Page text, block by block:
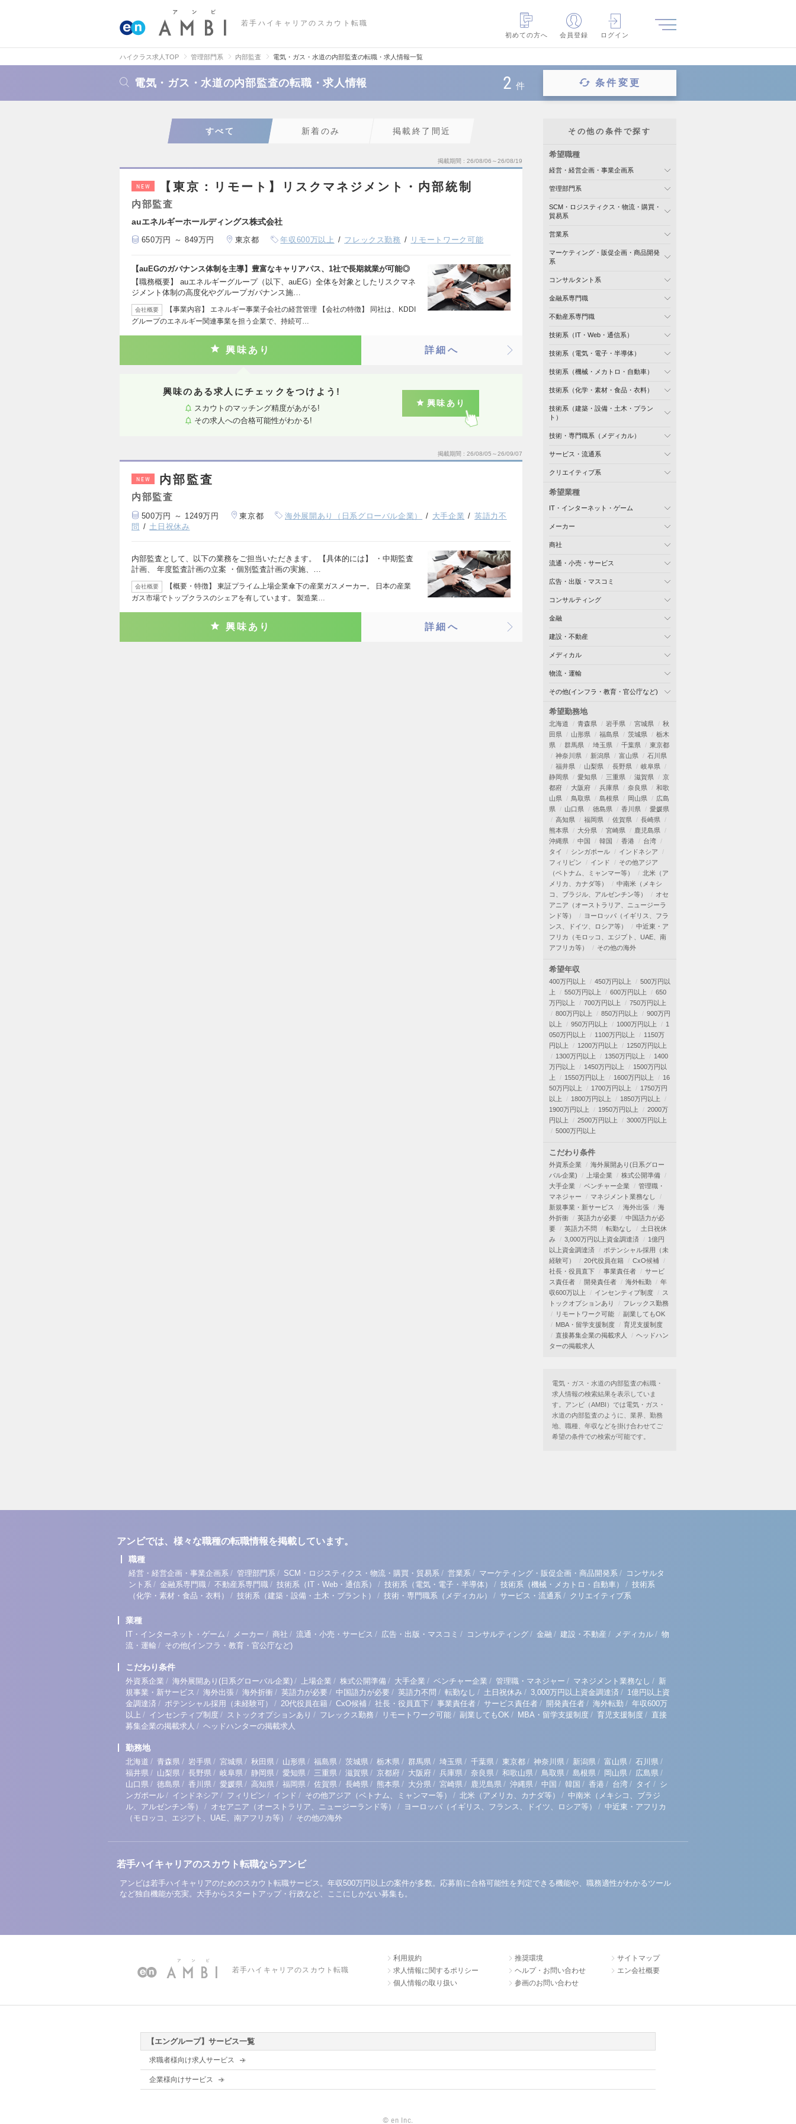
若手ハイキャリアのスカウト転職
初めての方へ
会員登録 ログイン
ハイクラス求人TOP 管理部門系 内部監査 電気・ガス・水道の内部監査の転職・求人情報一覧
電気・ガス・水道の内部監査の転職・求人情報 2 件 条件変更
すべて 新着のみ 掲載終了間近
掲載期間 26/08/06～26/08/19
NEW 【東京：リモート】リスクマネジメント・内部統制
内部監査
auエネルギーホールディングス株式会社
650万円 ～ 849万円 東京都 年収600万以上 フレックス勤務 リモートワーク可能
【auEGのガバナンス体制を主導】豊富なキャリアパス、1社で長期就業が可能◎
【職務概要】 auエネルギーグループ（以下、auEG）全体を対象としたリスクマネ
ジメント体制の高度化やグループガバナンス施…
会社概要
【事業内容】 エネルギー事業子会社の経営管理 【会社の特徴】 同社は、KDDI
グループのエネルギー関連事業を担う企業で、持続可…
興味あり 詳細へ
興味のある求人にチェックをつけよう!
スカウトのマッチング精度があがる!
その求人への合格可能性がわかる!
興味あり
掲載期間 26/08/05～26/09/07
NEW 内部監査
内部監査
500万円 ～ 1249万円 東京都 海外展開あり（日系グローバル企業） 大手企業
英語力不
問
土日祝休み
内部監査として、以下の業務をご担当いただきます。 【具体的には】 ・中期監査
計画、 年度監査計画の立案 ・個別監査計画の実施、…
会社概要
【概要・特徴】 東証プライム上場企業傘下の産業ガスメーカー。 日本の産業
ガス市場でトップクラスのシェアを有しています。 製造業…
興味あり 詳細へ
その他の条件で探す
希望職種
経営・経営企画・事業企画系
管理部門系
SCM・ロジスティクス・物流・購買・
貿易系
営業系
マーケティング・販促企画・商品開発
系
コンサルタント系
金融系専門職
不動産系専門職
技術系（IT・Web・通信系）
技術系（電気・電子・半導体）
技術系（機械・メカトロ・自動車）
技術系（化学・素材・食品・衣料）
技術系（建築・設備・土木・プラン
ト）
技術・専門職系（メディカル）
サービス・流通系
クリエイティブ系
希望業種
IT・インターネット・ゲーム
メーカー
商社
流通・小売・サービス
広告・出版・マスコミ
コンサルティング
金融
建設・不動産
メディカル
物流・運輸
その他(インフラ・教育・官公庁など)
希望勤務地
北海道 青森県 岩手県 宮城県
秋
田県
山形県 福島県 茨城県
栃木
県
群馬県 埼玉県 千葉県
東京都
神奈川県
新潟県 富山県
石川県
福井県
山梨県 長野県
岐阜県
静岡県
愛知県 三重県 滋賀県
京
都府
大阪府 兵庫県 奈良県
和歌
山県
鳥取県 島根県 岡山県
広島
県
山口県 徳島県 香川県
愛媛県
高知県
福岡県 佐賀県
長崎県
熊本県
大分県 宮崎県
鹿児島県
沖縄県
中国 韓国 香港
台湾
タイ
シンガポール
インドネシア
フィリピン
インド
その他アジア
（ベトナム、ミャンマー等）
北米（ア
メリカ、カナダ等）
中南米（メキシ
コ、ブラジル、アルゼンチン等）
オセ
アニア（オーストラリア、ニュージーラ
ンド等）
ヨーロッパ（イギリス、フラ
ンス、ドイツ、ロシア等）
中近東・ア
フリカ（モロッコ、エジプト、UAE、南
アフリカ等）
その他の海外
希望年収
400万円以上 450万円以上
500万円以
上
550万円以上 600万円以上
650
万円以上
700万円以上
750万円以上
800万円以上
850万円以上
900万円
以上
950万円以上 1000万円以上
1
050万円以上
1100万円以上
1150万
円以上
1200万円以上
1250万円以上
1300万円以上
1350万円以上
1400
万円以上
1450万円以上
1500万円以
上
1550万円以上 1600万円以上
16
50万円以上
1700万円以上
1750万円
以上
1800万円以上
1850万円以上
1900万円以上
1950万円以上
2000万
円以上
2500万円以上
3000万円以上
5000万円以上
こだわり条件
外資系企業
海外展開あり(日系グロー
バル企業)
上場企業
株式公開準備
大手企業
ベンチャー企業
管理職・
マネジャー
マネジメント業務なし
新規事業・新サービス
海外出張
海
外折衝
英語力が必要
中国語力が必
要
英語力不問 転勤なし
土日祝休
み
3,000万円以上資金調達済
1億円
以上資金調達済
ポテンシャル採用（未
経験可）
20代役員在籍
CxO候補
社長・役員直下
事業責任者
サービ
ス責任者
開発責任者 海外転勤
年
収600万以上
インセンティブ制度
ス
トックオプションあり
フレックス勤務
リモートワーク可能
副業してもOK
MBA・留学支援制度
育児支援制度
直接募集企業の掲載求人
ヘッドハン
ターの掲載求人
電気・ガス・水道の内部監査の転職・
求人情報の検索結果を表示していま
す。アンビ（AMBI）では電気・ガス・
水道の内部監査のように、業界、勤務
地、職種、年収などを掛け合わせてご
希望の条件での検索が可能です。
アンビでは、様々な職種の転職情報を掲載しています。
職種
経営・経営企画・事業企画系 / 管理部門系 / SCM・ロジスティクス・物流・購買・貿易系 / 営業系 / マーケティング・販促企画・商品開発系 / コンサルタ
ント系 / 金融系専門職 / 不動産系専門職 / 技術系（IT・Web・通信系） / 技術系（電気・電子・半導体） / 技術系（機械・メカトロ・自動車） / 技術系
（化学・素材・食品・衣料）
/ 技術系（建築・設備・土木・プラント） / 技術・専門職系（メディカル） / サービス・流通系 / クリエイティブ系
業種
IT・インターネット・ゲーム / メーカー / 商社 / 流通・小売・サービス / 広告・出版・マスコミ / コンサルティング / 金融 / 建設・不動産 / メディカル / 物
流・運輸 / その他(インフラ・教育・官公庁など)
こだわり条件
外資系企業 / 海外展開あり(日系グローバル企業) / 上場企業 / 株式公開準備 / 大手企業 / ベンチャー企業 / 管理職・マネジャー / マネジメント業務なし / 新
規事業・新サービス / 海外出張 / 海外折衝 / 英語力が必要 / 中国語力が必要 / 英語力不問 / 転勤なし / 土日祝休み / 3,000万円以上資金調達済 / 1億円以上資
金調達済 / ポテンシャル採用（未経験可） / 20代役員在籍 / CxO候補 / 社長・役員直下 / 事業責任者 / サービス責任者 / 開発責任者 / 海外転勤 / 年収600万
以上 / インセンティブ制度 / ストックオプションあり / フレックス勤務 / リモートワーク可能 / 副業してもOK / MBA・留学支援制度 / 育児支援制度 / 直接
募集企業の掲載求人 / ヘッドハンターの掲載求人
勤務地
北海道 / 青森県 / 岩手県 / 宮城県 / 秋田県 / 山形県 / 福島県 / 茨城県 / 栃木県 / 群馬県 / 埼玉県 / 千葉県 / 東京都 / 神奈川県 / 新潟県 / 富山県 / 石川県 /
福井県 / 山梨県 / 長野県 / 岐阜県 / 静岡県 / 愛知県 / 三重県 / 滋賀県 / 京都府 / 大阪府 / 兵庫県 / 奈良県 / 和歌山県 / 鳥取県 / 島根県 / 岡山県 / 広島県 /
山口県 / 徳島県 / 香川県 / 愛媛県 / 高知県 / 福岡県 / 佐賀県 / 長崎県 / 熊本県 / 大分県 / 宮崎県 / 鹿児島県 / 沖縄県 / 中国 / 韓国 / 香港 / 台湾 / タイ / シ
ンガポール / インドネシア / フィリピン / インド / その他アジア（ベトナム、ミャンマー等） / 北米（アメリカ、カナダ等） / 中南米（メキシコ、ブラジ
ル、アルゼンチン等）
/ オセアニア（オーストラリア、ニュージーランド等） / ヨーロッパ（イギリス、フランス、ドイツ、ロシア等） / 中近東・アフリカ
（モロッコ、エジプト、UAE、南アフリカ等）
/ その他の海外
若手ハイキャリアのスカウト転職ならアンビ
アンビは若手ハイキャリアのためのスカウト転職サービス。年収500万円以上の案件が多数。応募前に合格可能性を判定できる機能や、職務適性がわかるツール
など独自機能が充実。大手からスタートアップ・行政など、ここにしかない募集も。
若手ハイキャリアのスカウト転職
利用規約
求人情報に関するポリシー
個人情報の取り扱い
推奨環境
ヘルプ・お問い合わせ
参画のお問い合わせ
サイトマップ
エン会社概要
【エングループ】サービス一覧
求職者様向け求人サービス
企業様向けサービス
© en Inc.